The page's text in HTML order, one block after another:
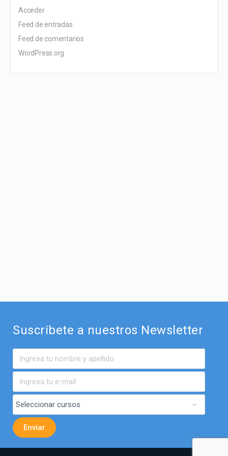
Acceder
Feed de entradas
Feed de comentarios
WordPress.org
Suscribete a nuestros Newsletter